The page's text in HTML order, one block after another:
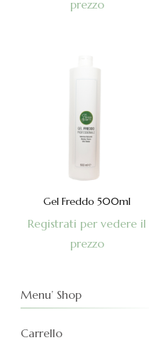
prezzo
Gel Freddo 500ml
Registrati per vedere il
prezzo
Menu’ Shop
Carrello